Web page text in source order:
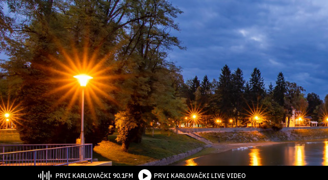
PRVI KARLOVAČKI 90.1FM PRVI KARLOVAČKI LIVE VIDEO